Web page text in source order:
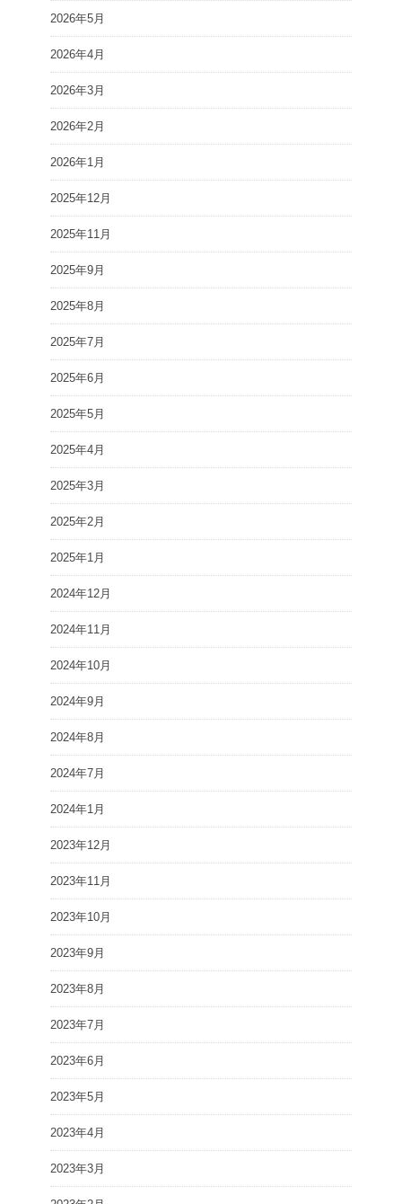
2026年5月
2026年4月
2026年3月
2026年2月
2026年1月
2025年12月
2025年11月
2025年9月
2025年8月
2025年7月
2025年6月
2025年5月
2025年4月
2025年3月
2025年2月
2025年1月
2024年12月
2024年11月
2024年10月
2024年9月
2024年8月
2024年7月
2024年1月
2023年12月
2023年11月
2023年10月
2023年9月
2023年8月
2023年7月
2023年6月
2023年5月
2023年4月
2023年3月